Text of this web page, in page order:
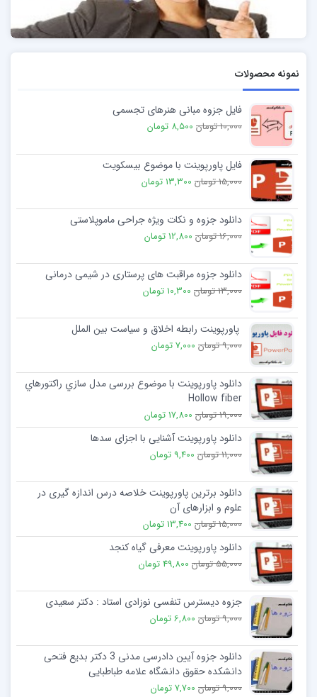
نمونه محصولات
فایل جزوه مبانی هنرهای تجسمی
10,000 تومان 8,500 تومان
فایل پاورپوینت با موضوع بیسکویت
15,000 تومان 13,300 تومان
دانلود جزوه و نکات ویژه جراحی ماموپلاستی
16,000 تومان 12,800 تومان
دانلود جزوه مراقبت های پرستاری در شیمی درمانی
13,000 تومان 10,300 تومان
پاورپوینت رابطه اخلاق و سیاست بین الملل
9,000 تومان 7,000 تومان
دانلود پاورپوینت با موضوع بررسی مدل سازي راكتورهاي
Hollow fiber
19,000 تومان 17,800 تومان
دانلود پاورپوینت آشنایی با اجزای سدها
11,000 تومان 9,400 تومان
دانلود برترین پاورپوینت خلاصه درس اندازه گيری در
علوم و ابزارهای آن
15,000 تومان 13,400 تومان
دانلود پاورپوینت معرفی گیاه کنجد
55,000 تومان 49,800 تومان
جزوه دیسترس تنفسی نوزادی استاد : دکتر سعیدی
9,000 تومان 6,800 تومان
دانلود جزوه آیین دادرسی مدنی 3 دکتر بدیع فتحی
دانشکده حقوق دانشگاه علامه طباطبایی
9,000 تومان 7,700 تومان